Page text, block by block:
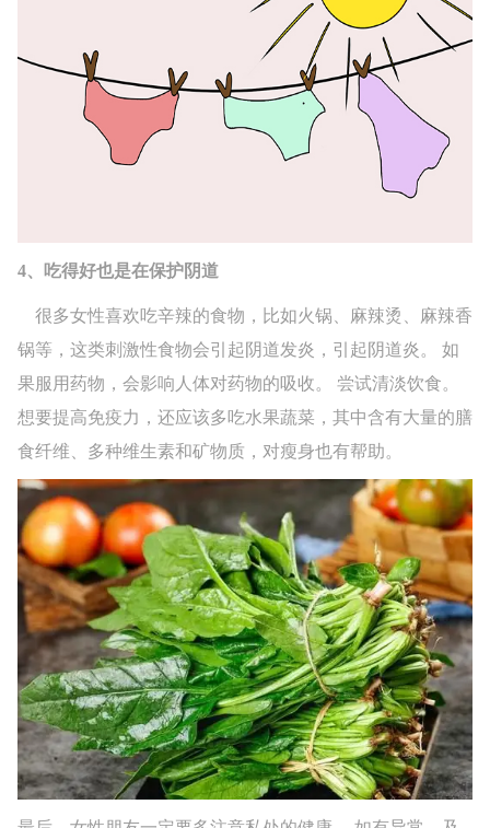
4、吃得好也是在保护阴道
很多女性喜欢吃辛辣的食物，比如火锅、麻辣烫、麻辣香
锅等，这类刺激性食物会引起阴道发炎，引起阴道炎。 如
果服用药物，会影响人体对药物的吸收。 尝试清淡饮食。
想要提高免疫力，还应该多吃水果蔬菜，其中含有大量的膳
食纤维、多种维生素和矿物质，对瘦身也有帮助。